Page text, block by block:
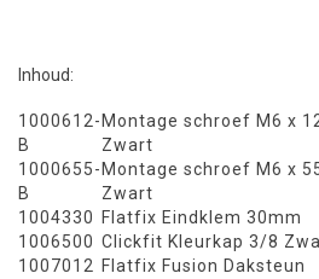
Inhoud:
1000612-
B
Montage schroef M6 x
Zwart
1000655-
B
Montage schroef M6 x
Zwart
1004330
Flatfix Eindklem 30mm
1006500 Clickfit Kleurkap 3/8
1007012
Flatfix Fusion Daksteun